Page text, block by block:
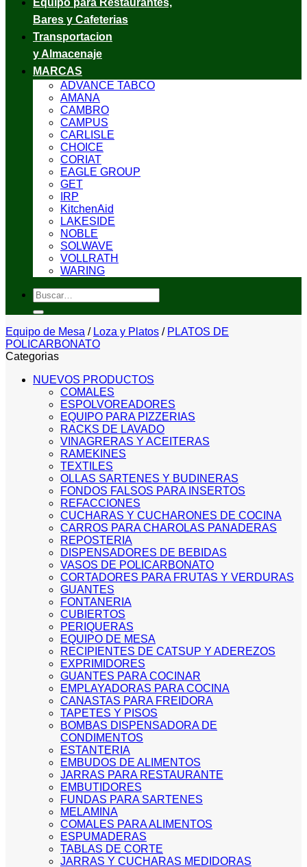
Equipo para Restaurantes,
Bares y Cafeterias
Transportacion
y Almacenaje
MARCAS
ADVANCE TABCO
AMANA
CAMBRO
CAMPUS
CARLISLE
CHOICE
CORIAT
EAGLE GROUP
GET
IRP
KitchenAid
LAKESIDE
NOBLE
SOLWAVE
VOLLRATH
WARING
Buscar
por:
Equipo de Mesa / Loza y Platos / PLATOS DE
POLICARBONATO
Categorias
NUEVOS PRODUCTOS
COMALES
ESPOLVOREADORES
EQUIPO PARA PIZZERIAS
RACKS DE LAVADO
VINAGRERAS Y ACEITERAS
RAMEKINES
TEXTILES
OLLAS SARTENES Y BUDINERAS
FONDOS FALSOS PARA INSERTOS
REFACCIONES
CUCHARAS Y CUCHARONES DE COCINA
CARROS PARA CHAROLAS PANADERAS
REPOSTERIA
DISPENSADORES DE BEBIDAS
VASOS DE POLICARBONATO
CORTADORES PARA FRUTAS Y VERDURAS
GUANTES
FONTANERIA
CUBIERTOS
PERIQUERAS
EQUIPO DE MESA
RECIPIENTES DE CATSUP Y ADEREZOS
EXPRIMIDORES
GUANTES PARA COCINAR
EMPLAYADORAS PARA COCINA
CANASTAS PARA FREIDORA
TAPETES Y PISOS
BOMBAS DISPENSADORA DE
CONDIMENTOS
ESTANTERIA
EMBUDOS DE ALIMENTOS
JARRAS PARA RESTAURANTE
EMBUTIDORES
FUNDAS PARA SARTENES
MELAMINA
COMALES PARA ALIMENTOS
ESPUMADERAS
TABLAS DE CORTE
JARRAS Y CUCHARAS MEDIDORAS